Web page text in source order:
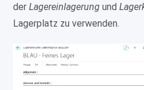
derLagereinlagerung und
Lagerplatz zu verwenden.